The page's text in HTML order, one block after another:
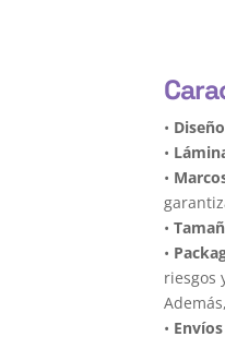
•
•
•
•
•
riesgos
•